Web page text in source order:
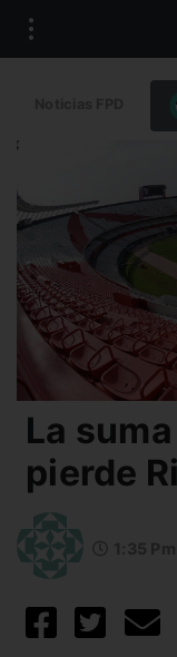
La
pierde